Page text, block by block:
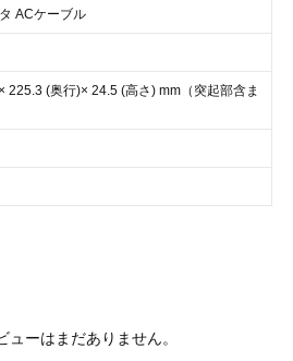
ACケーブル
225.3 (奥行)× 24.5 (高さ) mm（突起部含ま
ーはまだありません。